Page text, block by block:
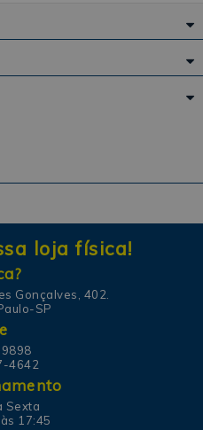
loja física!
Gonçalves, 402.
SP
4642
Sexta
17:45